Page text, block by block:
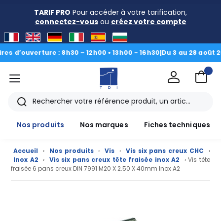
TARIF PRO Pour accéder à votre tarification,
connectez-vousou créez votre compte
: 8h30 – 12h00 • 13h00 - 16h30 |Du 3 au 28 août 2026,
menu
Rechercher
Nos produits
Nos marques Fiches techniques
Accueil › Nos produits › Vis › Vis six pans creux CHC
›
Inox A2
› Vis six pans creux tête fraisée inox A2
› Vis tête
fraisée 6 pans creux DIN 7991 M20 X 2.50 X 40mm Inox A2